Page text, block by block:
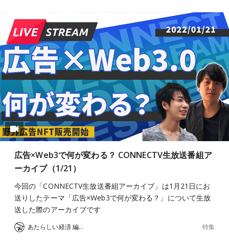
広告×Web3で何が変わる？ CONNECTV生放送番組ア
ーカイブ（1/21）
今回の「CONNECTV生放送番組アーカイブ」は1月21日にお
送りしたテーマ「広告×Web3で何が変わる？」について生放
送した際のアーカイブです
あたらしい経済 編集部 特集